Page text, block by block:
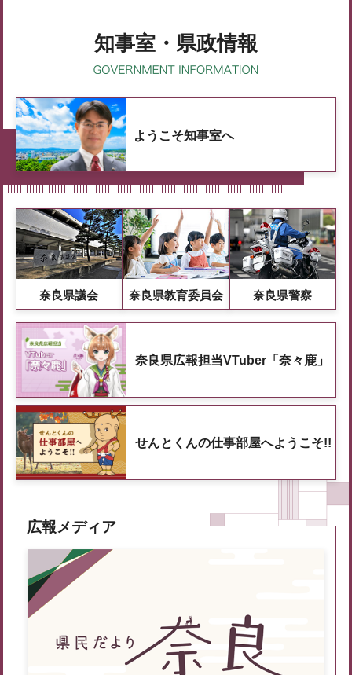
知事室・県政情報
ようこそ知事室へ
奈良県議会 奈良県教育委員会 奈良県警察
奈良県広報担当VTuber「奈々鹿」
せんとくんの仕事部屋へようこそ!!
広報メディア